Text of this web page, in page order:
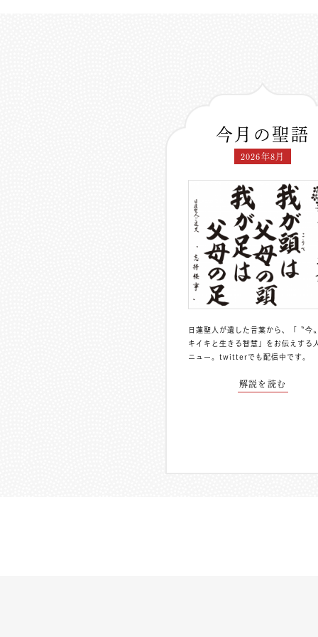
今月の聖語
2026年8月
日蓮聖人が遺した言葉から、「〝今
キイキと生きる智慧」をお伝えする
ニュー。 twitterでも配信中 です。
解説を読む